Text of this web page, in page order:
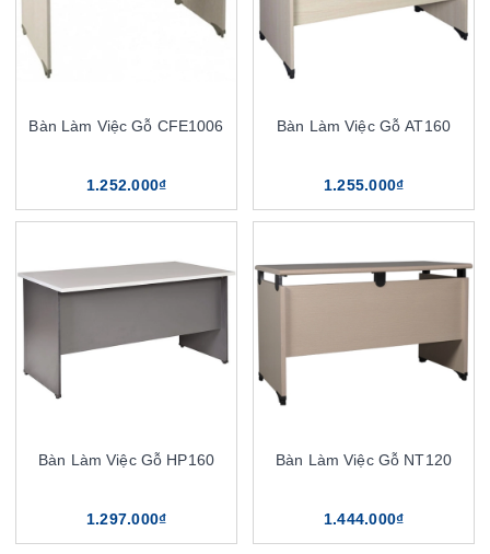
Bàn Làm Việc Gỗ CFE1006
1.252.000₫
Bàn Làm Việc Gỗ AT160
1.255.000₫
Bàn Làm Việc Gỗ HP160
1.297.000₫
Bàn Làm Việc Gỗ NT120
1.444.000₫